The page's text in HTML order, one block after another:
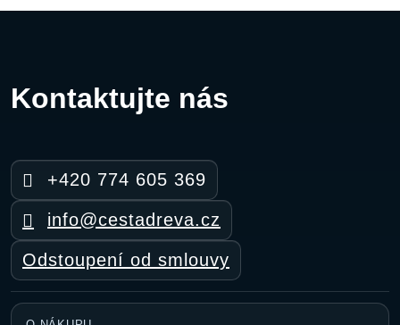
Kontaktujte nás
+420 774 605 369
info@cestadreva.cz
Odstoupení od smlouvy